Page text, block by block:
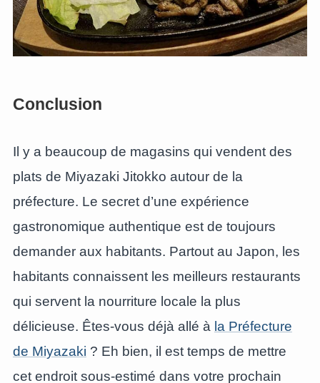
Conclusion
Il y a beaucoup de magasins qui vendent des
plats de Miyazaki Jitokko autour de la
préfecture. Le secret d’une expérience
gastronomique authentique est de toujours
demander aux habitants. Partout au Japon, les
habitants connaissent les meilleurs restaurants
qui servent la nourriture locale la plus
délicieuse. Êtes-vous déjà allé à la Préfecture
de Miyazaki ? Eh bien, il est temps de mettre
cet endroit sous-estimé dans votre prochain